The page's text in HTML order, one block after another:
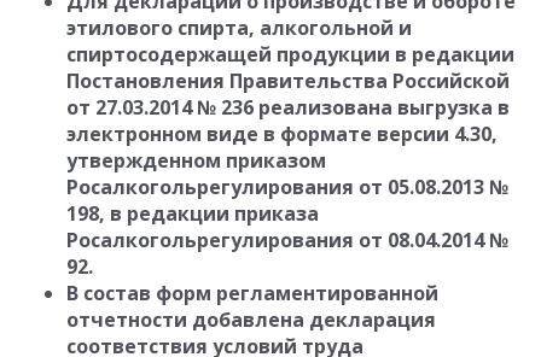
этилового спирта, алкогольной и
спиртосодержащей продукции в редакции
Постановления Правительства Российской
от 27.03.2014 № 236 реализована выгрузка в
электронном виде в формате версии 4.30,
утвержденном приказом
Росалкогольрегулирования от 05.08.2013 №
198, в редакции приказа
Росалкогольрегулирования от 08.04.2014 №
92.
В состав форм регламентированной
отчетности добавлена декларация
соответствия условий труда